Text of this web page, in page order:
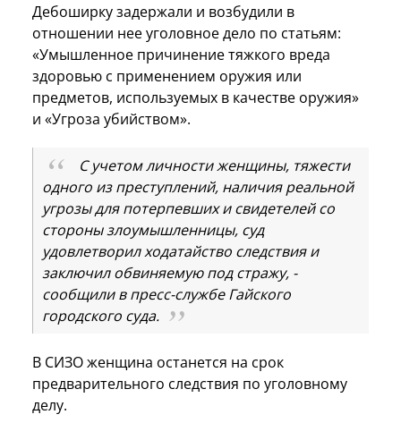
Дебоширку задержали и возбудили в
отношении нее уголовное дело по статьям:
«Умышленное причинение тяжкого вреда
здоровью с применением оружия или
предметов, используемых в качестве оружия»
и «Угроза убийством».
С учетом личности женщины, тяжести
одного из преступлений, наличия реальной
угрозы для потерпевших и свидетелей со
стороны злоумышленницы, суд
удовлетворил ходатайство следствия и
заключил обвиняемую под стражу, -
сообщили в пресс-службе Гайского
городского суда.
В СИЗО женщина останется на срок
предварительного следствия по уголовному
делу.